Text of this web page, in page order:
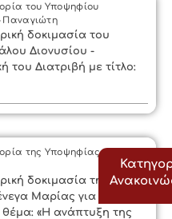
του Υποψηφίου
Παναγιώτη
δοκιμασία του
Διονυσίου -
του Διατριβή με τίτλο:
της Υποψηφίας
δοκιμασία της
Μαρίας για τη
θέμα: «Η ανάπτυξη της